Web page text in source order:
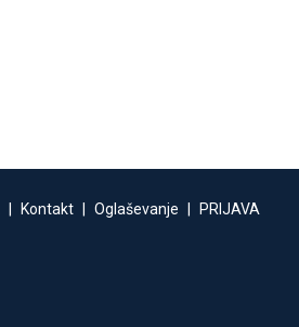
Kontakt Oglaševanje PRIJAVA